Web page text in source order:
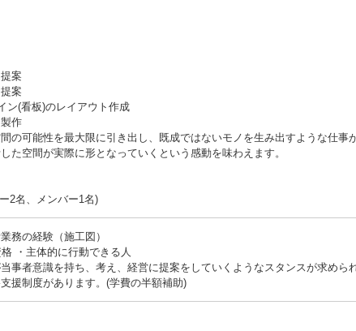
案
案
ン(看板)のレイアウト作成
作
の可能性を最大限に引き出し、既成ではないモノを生み出すような仕事
た空間が実際に形となっていくという感動を味わえます。
2名、メンバー1名)
務の経験（施工図）
・主体的に行動できる人
事者意識を持ち、考え、経営に提案をしていくようなスタンスが求めら
援制度があります。(学費の半額補助)